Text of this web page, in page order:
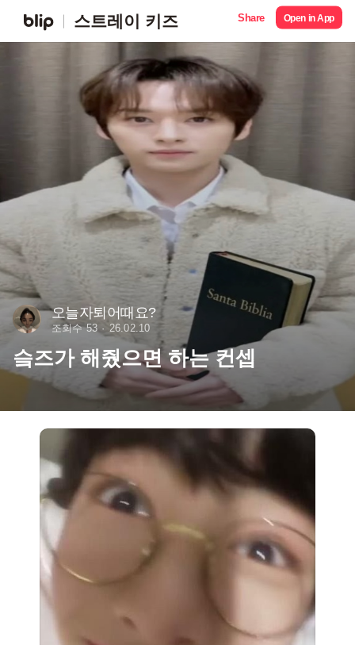
스트레이 키즈 Share Open in App
오늘자퇴어때요?
조회수 53 26.02.10
슼즈가 해줬으면 하는 컨셉